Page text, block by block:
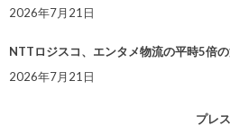
2026年7月21日
NTTロジスコ、エンタメ物流の平時5倍
2026年7月21日
プレ